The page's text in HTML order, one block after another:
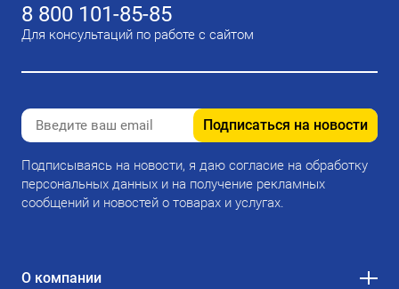
8 800 101-85-85
Для консультаций по работе с сайтом
Подписаться на новости
Подписываясь на новости, я даю согласие на обработку
персональных данных и на получение рекламных
сообщений и новостей о товарах и услугах.
О компании